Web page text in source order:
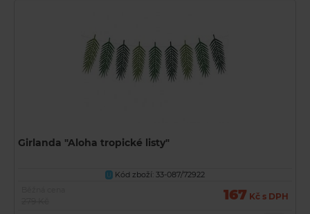
Girlanda "Aloha tropické listy"
U
Kód zboží: 33-087/72922
167 Kč s DPH